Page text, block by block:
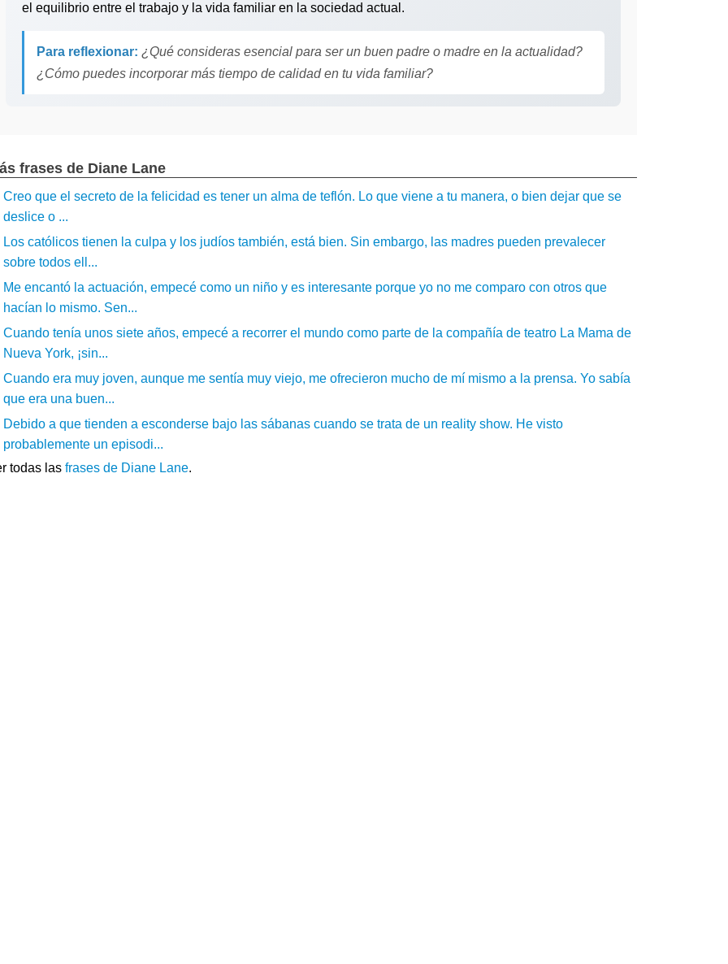
el equilibrio entre el trabajo y la vida familiar en la sociedad actual.
Para reflexionar: ¿Qué consideras esencial para ser un buen padre o madre en la actualidad?
¿Cómo puedes incorporar más tiempo de calidad en tu vida familiar?
frases de Diane Lane
Creo que el secreto de la felicidad es tener un alma de teflón. Lo que viene a tu manera, o bien dejar que se
deslice o ...
Los católicos tienen la culpa y los judíos también, está bien. Sin embargo, las madres pueden prevalecer
sobre todos ell...
Me encantó la actuación, empecé como un niño y es interesante porque yo no me comparo con otros que
hacían lo mismo. Sen...
Cuando tenía unos siete años, empecé a recorrer el mundo como parte de la compañía de teatro La Mama de
Nueva York, ¡sin...
Cuando era muy joven, aunque me sentía muy viejo, me ofrecieron mucho de mí mismo a la prensa. Yo sabía
que era una buen...
Debido a que tienden a esconderse bajo las sábanas cuando se trata de un reality show. He visto
probablemente un episodi...
todas las frases de Diane Lane.